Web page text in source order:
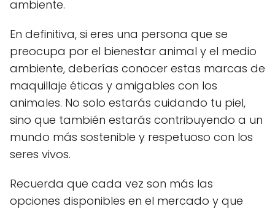
ambiente.
En definitiva, si eres una persona que se
preocupa por el bienestar animal y el medio
ambiente, deberías conocer estas marcas de
maquillaje éticas y amigables con los
animales. No solo estarás cuidando tu piel,
sino que también estarás contribuyendo a un
mundo más sostenible y respetuoso con los
seres vivos.
Recuerda que cada vez son más las
opciones disponibles en el mercado y que